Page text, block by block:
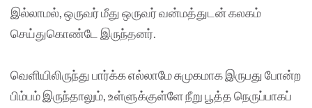
இல்லாமல், ஒருவர் மீது ஒருவர் வன்மத்துடன் கலகம்
செய்துகொண்டே இருந்தனர்.
வெளியிலிருந்து பார்க்க எல்லாமே சுமுகமாக இருபது போன்ற
பிம்பம் இருந்தாலும், உள்ளுக்குள்ளே நீறு பூத்த நெருப்பாகப்